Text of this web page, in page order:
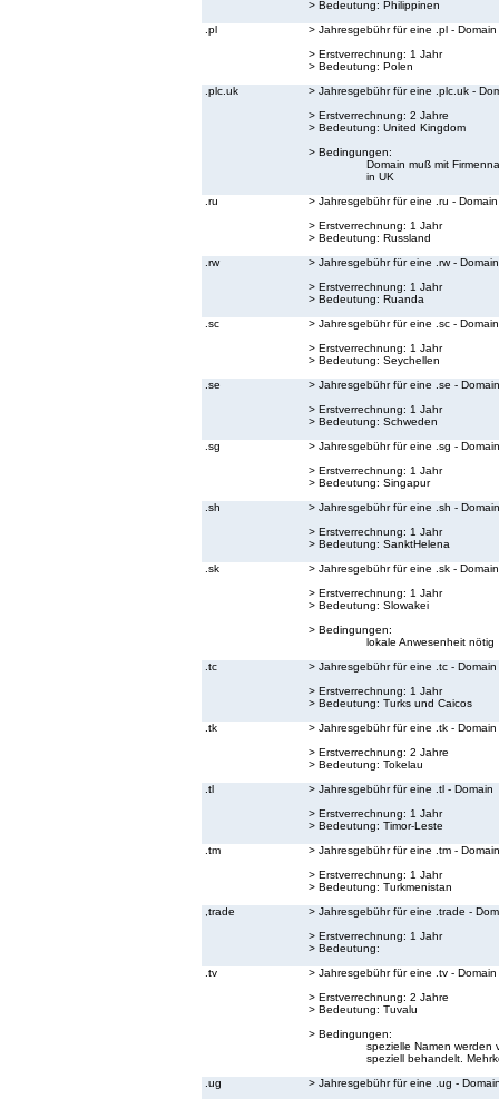
> Bedeutung: Philippinen
.pl
> Jahresgebühr für eine .pl - Domain
> Erstverrechnung: 1 Jahr
> Bedeutung: Polen
.plc.uk
> Jahresgebühr für eine .plc.uk -
> Erstverrechnung: 2 Jahre
> Bedeutung: United Kingdom
> Bedingungen:
Domain muß mit
in UK
.ru
> Jahresgebühr für eine .ru - Domain
> Erstverrechnung: 1 Jahr
> Bedeutung: Russland
.rw
> Jahresgebühr für eine .rw - Domain
> Erstverrechnung: 1 Jahr
> Bedeutung: Ruanda
.sc
> Jahresgebühr für eine .sc - Domain
> Erstverrechnung: 1 Jahr
> Bedeutung: Seychellen
.se
> Jahresgebühr für eine .se - Domain
> Erstverrechnung: 1 Jahr
> Bedeutung: Schweden
.sg
> Jahresgebühr für eine .sg - Domain
> Erstverrechnung: 1 Jahr
> Bedeutung: Singapur
.sh
> Jahresgebühr für eine .sh - Domain
> Erstverrechnung: 1 Jahr
> Bedeutung: SanktHelena
.sk
> Jahresgebühr für eine .sk - Domain
> Erstverrechnung: 1 Jahr
> Bedeutung: Slowakei
> Bedingungen:
lokale Anwesenheit nötig
.tc
> Jahresgebühr für eine .tc - Domain
> Erstverrechnung: 1 Jahr
> Bedeutung: Turks und Caicos
.tk
> Jahresgebühr für eine .tk - Domain
> Erstverrechnung: 2 Jahre
> Bedeutung: Tokelau
.tl
> Jahresgebühr für eine .tl - Domain
> Erstverrechnung: 1 Jahr
> Bedeutung: Timor-Leste
.tm
> Jahresgebühr für eine .tm - Domain
> Erstverrechnung: 1 Jahr
> Bedeutung: Turkmenistan
,trade
> Jahresgebühr für eine .trade -
> Erstverrechnung: 1 Jahr
> Bedeutung:
.tv
> Jahresgebühr für eine .tv - Domain
> Erstverrechnung: 2 Jahre
> Bedeutung: Tuvalu
> Bedingungen:
spezielle Namen werden
speziell behandelt.
.ug
> Jahresgebühr für eine .ug -